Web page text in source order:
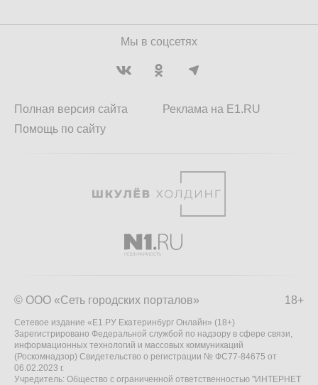
Мы в соцсетях
Полная версия сайта
Помощь по сайту
Реклама на E1.RU
18+
© ООО «Сеть городских порталов»
Сетевое издание «Е1.РУ Екатеринбург Онлайн» (18+)
Зарегистрировано Федеральной службой по надзору в сфере связи,
информационных технологий и массовых коммуникаций
(Роскомнадзор) Свидетельство о регистрации № ФС77-84675 от
06.02.2023 г.
Учредитель: Общество с ограниченной ответственностью "ИНТЕРНЕТ